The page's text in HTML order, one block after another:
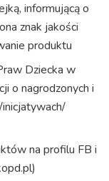
informującą o
znak jakości
produktu
Dziecka w
o nagrodzonych i
na profilu FB i